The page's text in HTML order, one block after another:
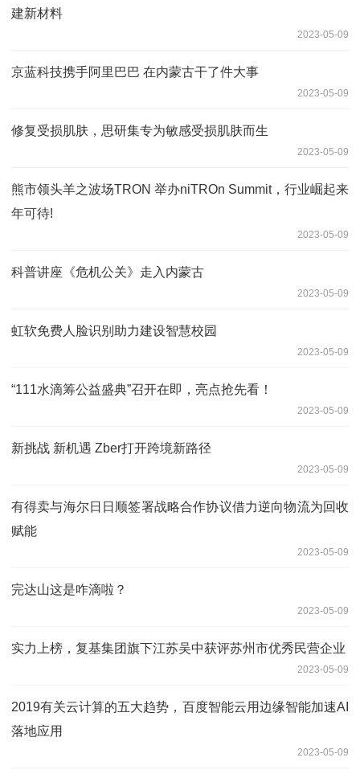
建新材料
2023-05-09
京蓝科技携手阿里巴巴 在内蒙古干了件大事
2023-05-09
修复受损肌肤，思研集专为敏感受损肌肤而生
2023-05-09
熊市领头羊之波场TRON 举办niTROn Summit，行业崛起来
年可待!
2023-05-09
科普讲座《危机公关》走入内蒙古
2023-05-09
虹软免费人脸识别助力建设智慧校园
2023-05-09
“111水滴筹公益盛典”召开在即，亮点抢先看！
2023-05-09
新挑战 新机遇 Zber打开跨境新路径
2023-05-09
有得卖与海尔日日顺签署战略合作协议借力逆向物流为回收
赋能
2023-05-09
完达山这是咋滴啦？
2023-05-09
实力上榜，复基集团旗下江苏吴中获评苏州市优秀民营企业
2023-05-09
2019有关云计算的五大趋势，百度智能云用边缘智能加速AI
落地应用
2023-05-09